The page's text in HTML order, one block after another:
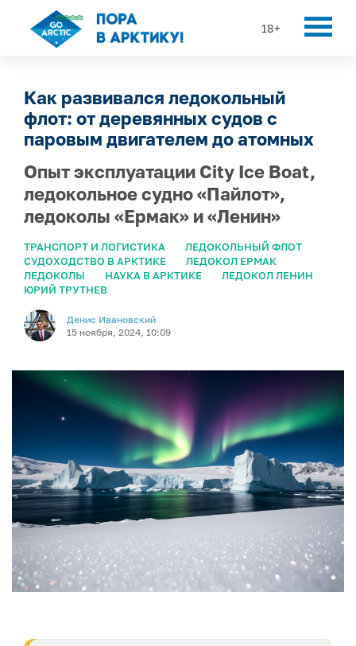
18+
Как развивался ледокольный
флот: от деревянных судов с
паровым двигателем до атомных
Опыт эксплуатации City Ice Boat,
ледокольное судно «Пайлот»,
ледоколы «Ермак» и «Ленин»
ТРАНСПОРТ И ЛОГИСТИКА
ЛЕДОКОЛЬНЫЙ ФЛОТ
СУДОХОДСТВО В АРКТИКЕ
ЛЕДОКОЛ ЕРМАК
ЛЕДОКОЛЫ
НАУКА В АРКТИКЕ
ЛЕДОКОЛ ЛЕНИН
ЮРИЙ ТРУТНЕВ
Денис Ивановский
15 ноября, 2024, 10:09